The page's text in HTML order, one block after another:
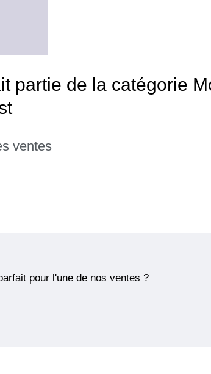
partie de la catégorie
ventes
pour l'une de nos ventes ?